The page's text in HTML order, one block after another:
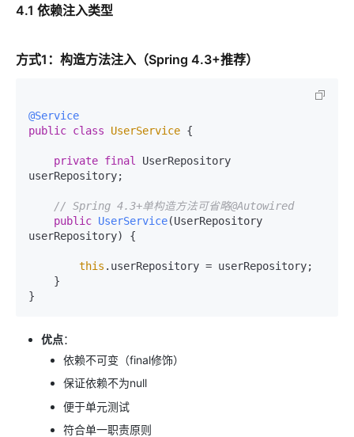
4.1 依赖注入类型
方式1：构造方法注入（Spring 4.3+推荐）
@Service
public class UserService {
private final
UserRepository
userRepository;
// Spring 4.3+单构造方法可省略@Autowired
public UserService(UserRepository
userRepository)
{
this .userRepository = userRepository;
优点：
依赖不可变（final修饰）
保证依赖不为null
便于单元测试
符合单一职责原则